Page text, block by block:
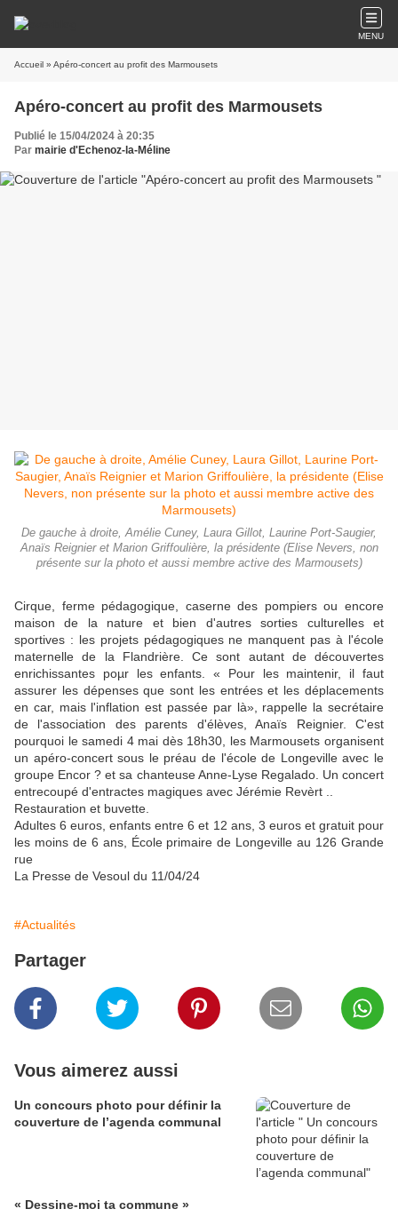
MENU
Accueil » Apéro-concert au profit des Marmousets
Apéro-concert au profit des Marmousets
Publié le 15/04/2024 à 20:35
Par mairie d'Echenoz-la-Méline
De gauche à droite, Amélie Cuney, Laura Gillot, Laurine Port-Saugier,
Anaïs Reignier et Marion Griffoulière, la présidente (Elise Nevers, non
présente sur la photo et aussi membre active des Marmousets)
Cirque, ferme pédagogique, caserne des pompiers ou en­core
maison de la nature et bien d'autres sorties culturelles et
sportives : les projets péda­gogiques ne manquent pas à l'école
maternelle de la Flan­drière. Ce sont autant de décou­vertes
enrichissantes poµr les enfants. « Pour les maintenir, il faut
assurer les dépenses que sont les entrées et les déplace­ments
en car, mais l'inflation est passée par là», rappelle la secré­taire
de l'association des parents d'élèves, Anaïs Reignier. C'est
pourquoi le samedi 4 mai dès 18h30, les Marmousets or­ganisent
un apéro-concert sous le préau de l'école de Longeville avec le
groupe Encor ? et sa chanteuse Anne-Lyse Regalado. Un concert
entrecoupé d'en­tractes magiques avec Jérémie Revèrt ..
Restauration et buvette.
Adultes 6 euros, enfants entre 6 et 12 ans, 3 euros et gratuit pour
les moins de 6 ans, École primaire de Longeville au 126 Grande
rue
La Presse de Vesoul du 11/04/24
#Actualités
Partager
Vous aimerez aussi
Un concours photo pour définir la
couverture de l’agenda communal
« Dessine-moi ta commune »